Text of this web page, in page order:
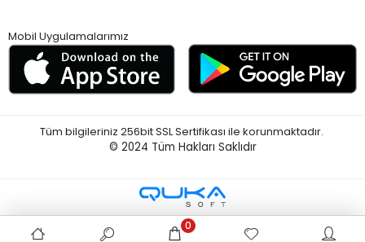
Mobil Uygulamalarımız
Tüm bilgileriniz 256bit SSL Sertifikası ile korunmaktadır.
© 2024 Tüm Hakları Saklıdır
0